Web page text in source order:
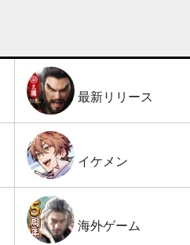
最新リリース
イケメン
海外ゲーム